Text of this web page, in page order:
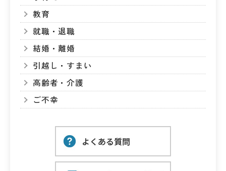
教育
就職・退職
結婚・離婚
引越し・すまい
高齢者・介護
ご不幸